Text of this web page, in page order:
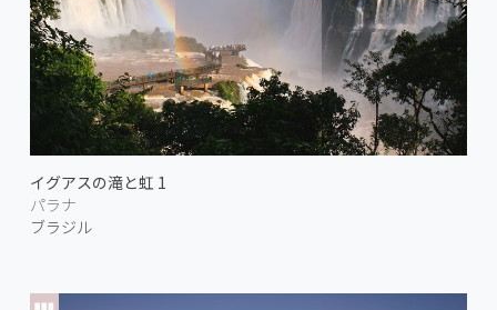
イグアスの滝と虹 1
パラナ
ブラジル